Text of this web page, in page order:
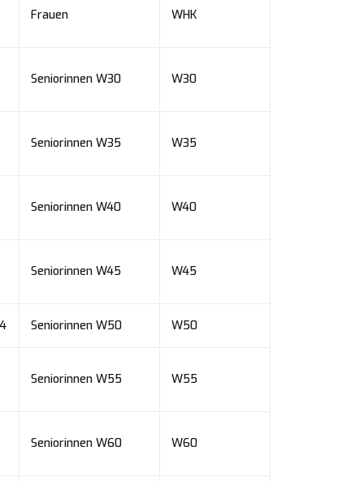
Frauen WHK
Seniorinnen W30 W30
Seniorinnen W35 W35
Seniorinnen W40 W40
Seniorinnen W45 W45
Seniorinnen W50 W50
Seniorinnen W55 W55
Seniorinnen W60 W60